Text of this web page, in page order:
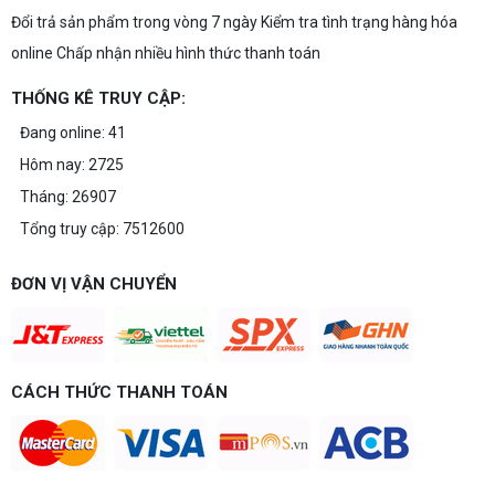
Build PC gaming theo ngân sách từ 10-40 triệu:
Intel/AMD và tránh sai tương thích. Tư vấn miễn
Mềm Vi Tính Nguyễn Thắng
Đổi trả sản phẩm trong vòng 7 ngày Kiểm tra tình trạng hàng hóa
online Chấp nhận nhiều hình thức thanh toán
THỐNG KÊ TRUY CẬP:
Đang online: 41
Hôm nay: 2725
Tháng: 26907
Tổng truy cập: 7512600
ĐƠN VỊ VẬN CHUYỂN
CÁCH THỨC THANH TOÁN